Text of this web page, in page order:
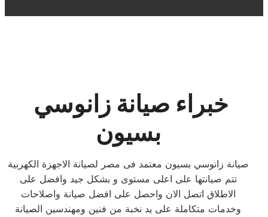
بسيون
صيانة زانوسي بسيون معتمد فى مصر لصيانة الاجهزة الكهربية
تتم صيانتها على اعلى مستوى و بشكل جيد وافضل على
الاطلاق اتصل الان واحصل على افضل صيانة واصلاحات
وخدمات متكاملة على يد نخبة من فنين ومهندسين الصيانة